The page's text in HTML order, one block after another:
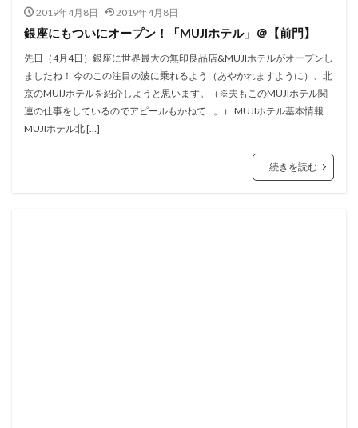
2019年4月8日 2019年4月8日
銀座にもついにオープン！「MUJIホテル」＠【前門】
先日（4月4日）銀座に世界最大の無印良品店&MUJIホテルがオープンし
ましたね！ 今のこの注目の波に乗れるよう（あやかれますように）、北
京のMUIJホテルを紹介しようと思います。（※夫もこのMUJIホテル関
連の仕事をしているのでアピールもかねて…。） MUJIホテル基本情報
MUJIホテル北 […]
続きを読む